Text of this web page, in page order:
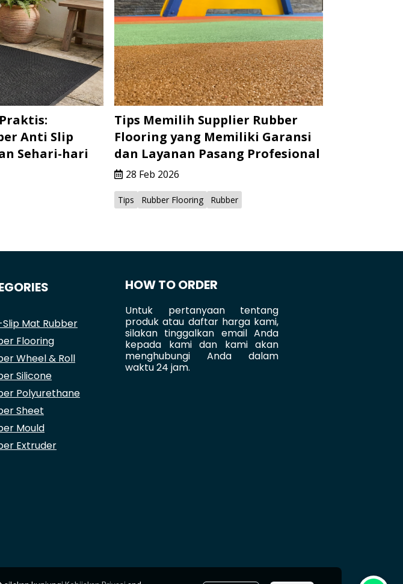
Anti Slip
Sehari-hari
Tips Memilih Supplier Rubber
Flooring yang Memiliki Garansi
dan Layanan Pasang Profesional
28 Feb 2026
Tips Rubber Flooring Rubber
Mat Rubber
Flooring
Wheel & Roll
Silicone
Polyurethane
Sheet
Mould
Extruder
HOW TO ORDER
Untuk pertanyaan tentang
produk atau daftar harga kami,
silakan tinggalkan email Anda
kepada kami dan kami akan
menghubungi Anda dalam
waktu 24 jam.